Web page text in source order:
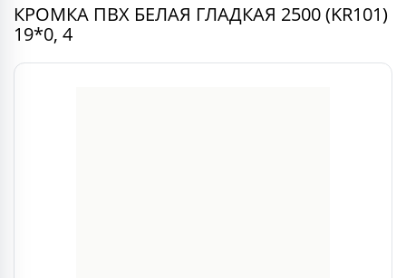
КРОМКА ПВХ БЕЛАЯ ГЛАДКАЯ 2500 (KR101)
19*0, 4